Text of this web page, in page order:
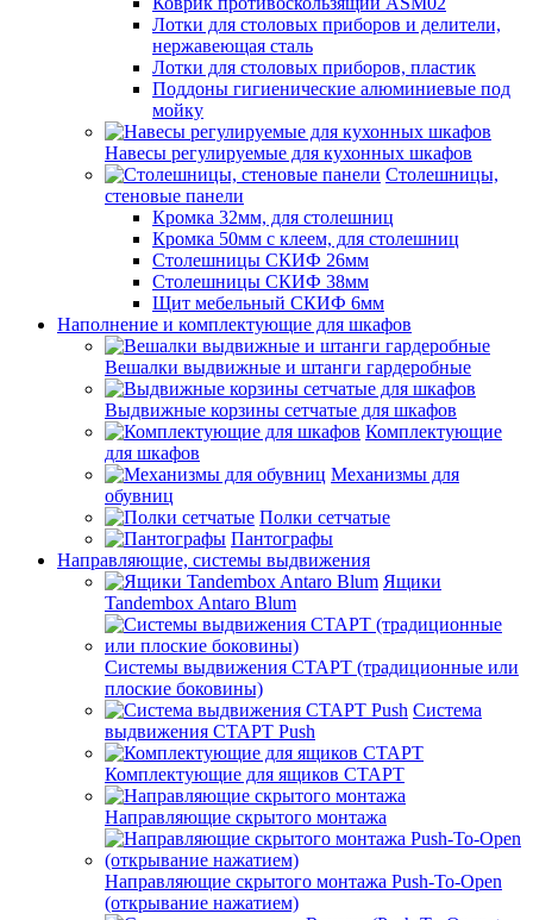
Лотки для столовых приборов и делители,
нержавеющая сталь
Лотки для столовых приборов, пластик
Поддоны гигиенические алюминиевые под
мойку
Навесы регулируемые для кухонных шкафов
Столешницы,
стеновые панели
Кромка 32мм, для столешниц
Кромка 50мм с клеем, для столешниц
Столешницы СКИФ 26мм
Столешницы СКИФ 38мм
Щит мебельный СКИФ 6мм
Наполнение и комплектующие для шкафов
Вешалки выдвижные и штанги гардеробные
Выдвижные корзины сетчатые для шкафов
Комплектующие
для шкафов
Механизмы для
обувниц
Полки сетчатые
Пантографы
Направляющие, системы выдвижения
Ящики
Tandembox Antaro Blum
Системы выдвижения СТАРТ (традиционные или
плоские боковины)
Система
выдвижения СТАРТ Push
Комплектующие для ящиков СТАРТ
Направляющие скрытого монтажа
Направляющие скрытого монтажа Push-To-Open
(открывание нажатием)